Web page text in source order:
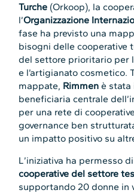
Turche (Orkoop), la
l’Organizzazione
fase ha previsto una
bisogni delle cooperative
del settore prioritario per
e l’artigianato cosmetico.
mappate, Rimmen è stata
beneficiaria centrale
per una rete di
governance ben
un impatto positivo su
L’iniziativa ha permesso
cooperative del settore
supportando 20 donne in